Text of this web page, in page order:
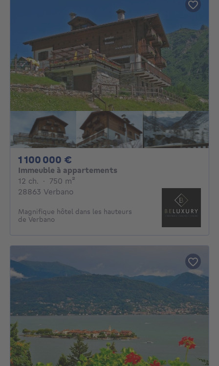
1 100 000 €
Immeuble à appartements
12 ch. 12 chambres
· 750 m²
28863 Verbano
Magnifique hôtel dans les hauteurs
de Verbano